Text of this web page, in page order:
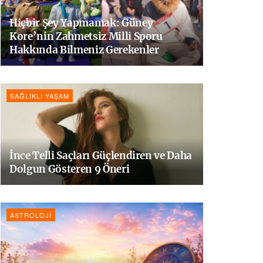
Hiçbir Şey Yapmamak: Güney
Kore’nin Zahmetsiz Milli Sporu
Hakkında Bilmeniz Gerekenler
SAĞLIKLI YAŞAM
İnce Telli Saçları Güçlendiren ve Daha
Dolgun Gösteren 9 Öneri
ASTROLOJI